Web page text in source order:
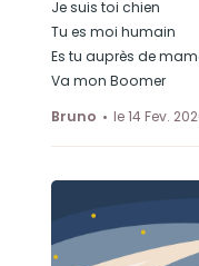
Je suis toi chien
Tu es moi humain
Es tu auprès de
Va mon Boomer
Bruno
le 14 Fev.